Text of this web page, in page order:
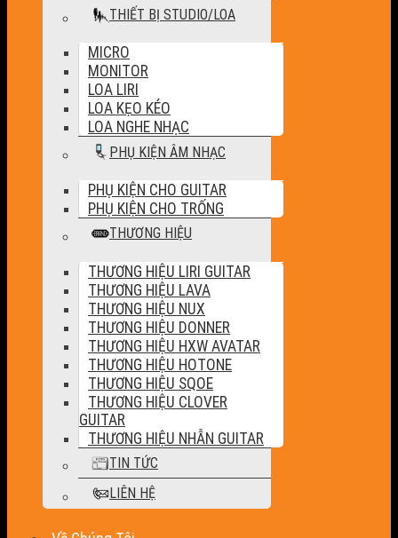
THIẾT BỊ STUDIO/LOA
MICRO
MONITOR
LOA LIRI
LOA KẸO KÉO
LOA NGHE NHẠC
PHỤ KIỆN ÂM NHẠC
PHỤ KIỆN CHO GUITAR
PHỤ KIỆN CHO TRỐNG
THƯƠNG HIỆU
THƯƠNG HIỆU LIRI GUITAR
THƯƠNG HIỆU LAVA
THƯƠNG HIỆU NUX
THƯƠNG HIỆU DONNER
THƯƠNG HIỆU HXW AVATAR
THƯƠNG HIỆU HOTONE
THƯƠNG HIỆU SQOE
THƯƠNG HIỆU CLOVER
GUITAR
THƯƠNG HIỆU NHẪN GUITAR
TIN TỨC
LIÊN HỆ